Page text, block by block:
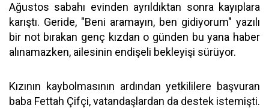
Ağustos sabahı evinden ayrıldıktan sonra kayıplara
karıştı. Geride, "Beni aramayın, ben gidiyorum" yazılı
bir not bırakan genç kızdan o günden bu yana haber
alınamazken, ailesinin endişeli bekleyişi sürüyor.
Kızının kaybolmasının ardından yetkililere başvuran
baba Fettah Çifçi, vatandaşlardan da destek istemişti.